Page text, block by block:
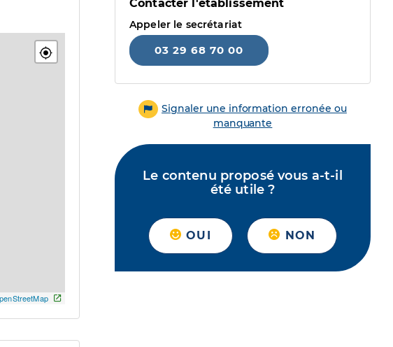
Contacter l'établissement
Appeler le secrétariat
03 29 68 70 00
Signaler une information erronée ou
manquante
Le contenu proposé vous a-t-il
été utile ?
OUI NON